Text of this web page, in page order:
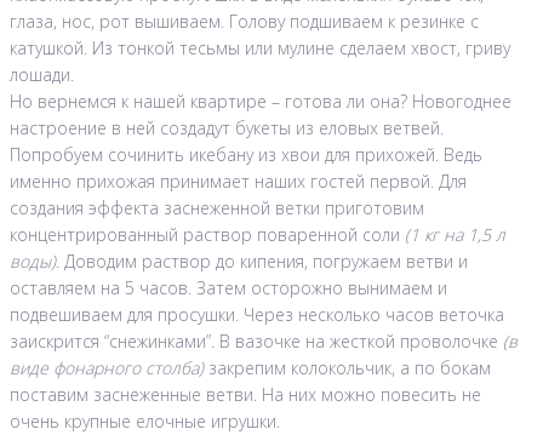
глаза, нос, рот вышиваем. Голову подшиваем к резинке с
катушкой. Из тонкой тесьмы или мулине сделаем хвост, гриву
лошади.
Но вернемся к нашей квартире – готова ли она? Новогоднее
настроение в ней создадут букеты из еловых ветвей.
Попробуем сочинить икебану из хвои для прихожей. Ведь
именно прихожая принимает наших гостей первой. Для
создания эффекта заснеженной ветки приготовим
концентрированный раствор поваренной соли (1 кг на 1,5 л
воды). Доводим раствор до кипения, погружаем ветви и
оставляем на 5 часов. Затем осторожно вынимаем и
подвешиваем для просушки. Через несколько часов веточка
заискрится “снежинками”. В вазочке на жесткой проволочке (в
виде фонарного столба)закрепим колокольчик, а по бокам
поставим заснеженные ветви. На них можно повесить не
очень крупные елочные игрушки.